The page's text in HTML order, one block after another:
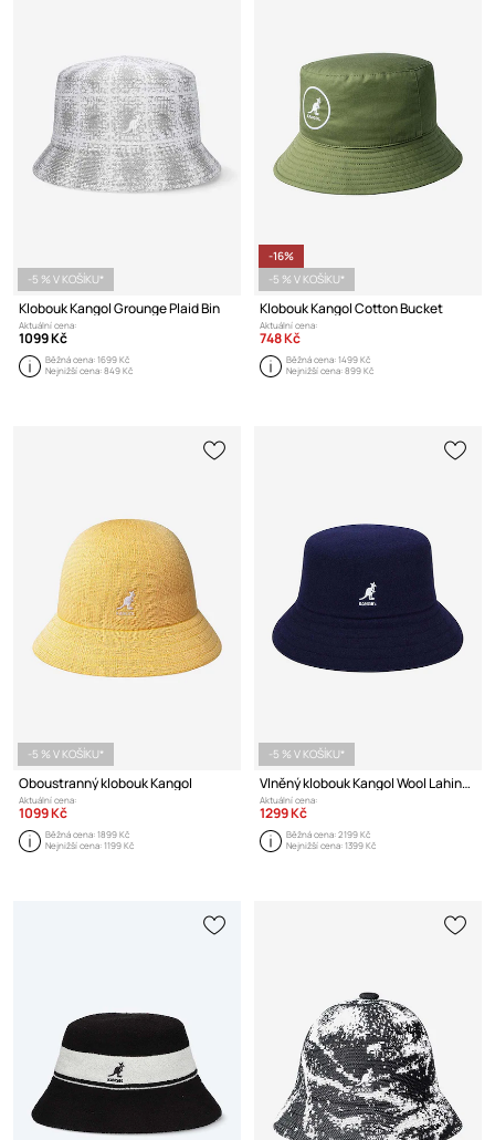
-5 % V KOŠÍKU*
Klobouk Kangol Grounge Plaid Bin
Aktuální cena:
1099 Kč
Běžná cena:1699 Kč
Nejnižší cena:849 Kč
-16%
-5 % V KOŠÍKU*
Klobouk Kangol Cotton Bucket
Aktuální cena:
748 Kč
Běžná cena:1499 Kč
Nejnižší cena:899 Kč
-5 % V KOŠÍKU*
Oboustranný klobouk Kangol
Aktuální cena:
1099 Kč
Běžná cena:1899 Kč
Nejnižší cena:1199 Kč
-5 % V KOŠÍKU*
Vlněný klobouk Kangol Wool Lahinch
Aktuální cena:
1299 Kč
Běžná cena:2199 Kč
Nejnižší cena:1399 Kč